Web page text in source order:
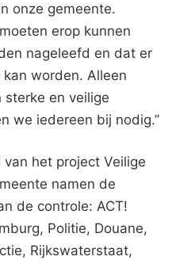
onze gemeente.
erop kunnen
nageleefd en dat er
worden. Alleen
sterke en veilige
we iedereen bij nodig.”
het project Veilige
namen de
de controle: ACT!
Politie, Douane,
Rijkswaterstaat,